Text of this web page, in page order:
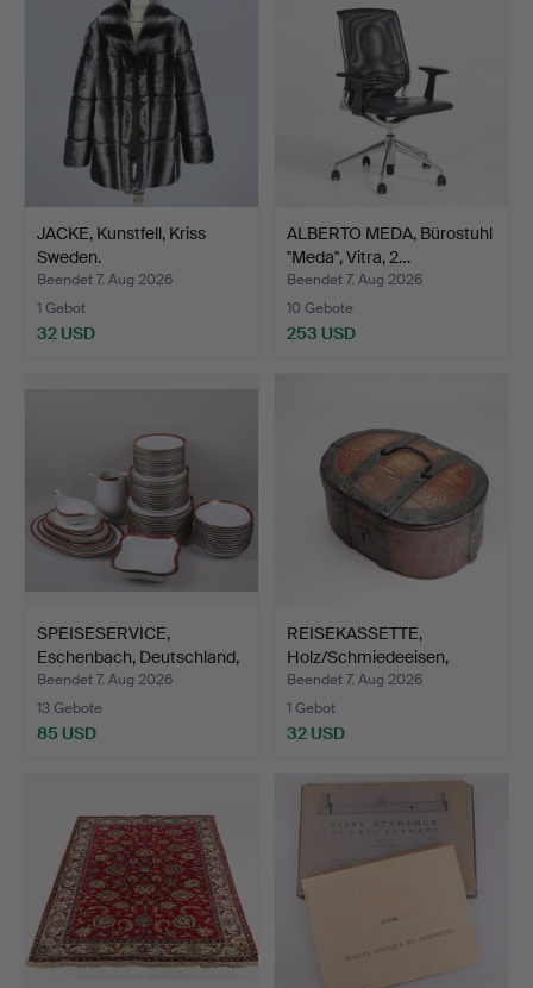
JACKE, Kunstfell, Kriss
Sweden.
Beendet 7. Aug 2026
1 Gebot
32 USD
ALBERTO MEDA, Bürostuhl
''Meda'', Vitra, 2…
Beendet 7. Aug 2026
10 Gebote
253 USD
SPEISESERVICE,
Eschenbach, Deutschland,
58…
Beendet 7. Aug 2026
13 Gebote
85 USD
REISEKASSETTE,
Holz/Schmiedeeisen,
bäuerli…
Beendet 7. Aug 2026
1 Gebot
32 USD